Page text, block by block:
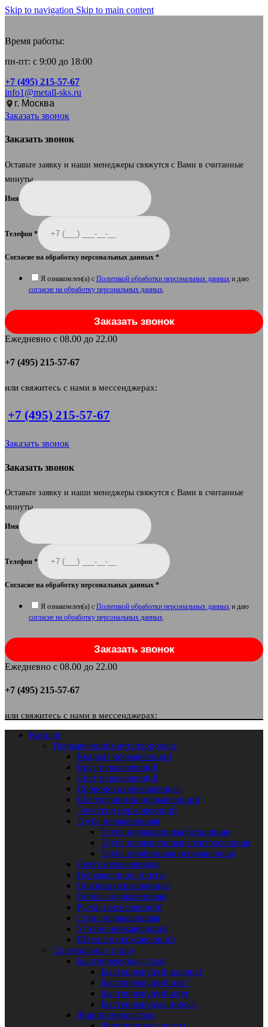
Skip to navigation Skip to main content
Время работы:
пн-пт: с 9:00 до 18:00
+7 (495) 215-57-67
info1@metall-sks.ru
г. Москва
Заказать звонок
Заказать звонок
Оставьте заявку и наши менеджеры свяжутся с Вами в считанные
минуты.
Имя
Телефон *
Согласие на обработку персональных данных *
Я ознакомлен(а) с Политикой обработки персональных данных и даю
согласие на обработку персональных данных
Заказать звонок
Ежедневно с 08.00 до 22.00
+7 (495) 215-57-67
или свяжитесь с нами в мессенджерах:
+7 (495) 215-57-67
Заказать звонок
Заказать звонок
Оставьте заявку и наши менеджеры свяжутся с Вами в считанные
минуты.
Имя
Телефон *
Согласие на обработку персональных данных *
Я ознакомлен(а) с Политикой обработки персональных данных и даю
согласие на обработку персональных данных.
Заказать звонок
Ежедневно с 08.00 до 22.00
+7 (495) 215-57-67
или свяжитесь с нами в мессенджерах:
Каталог
Нержавеющий металлопрокат
Квадрат нержавеющий
Круг нержавеющий
Лист нержавеющий
Проволока нержавеющая
Шестигранник нержавеющий
Электрод нержавеющий
Труба нержавеющая
Труба нержавеющая бесшовная
Труба нержавеющая электросварная
Труба профильная нержавеющая
Лента нержавеющая
Нержавеющие плиты
Поковка нержавеющая
Полоса нержавеющая
Рулон нержавеющий
Сетка нержавеющая
Уголок нержавеющий
Швеллер нержавеющий
Специальные стали
Быстрорежущая сталь
Быстрорежущий квадрат
Быстрорежущий лист
Быстрорежущий круг
Быстрорежущая полоса
Жаропрочная сталь